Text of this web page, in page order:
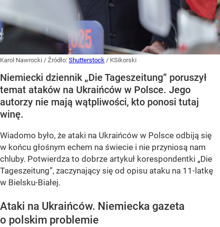
Karol Nawrocki / Źródło: Shutterstock / KSikorski
Niemiecki dziennik „Die Tageszeitung” poruszył
temat ataków na Ukraińców w Polsce. Jego
autorzy nie mają wątpliwości, kto ponosi tutaj
winę.
Wiadomo było, że ataki na Ukraińców w Polsce odbiją się
w końcu głośnym echem na świecie i nie przyniosą nam
chluby. Potwierdza to dobrze artykuł korespondentki „Die
Tageszeitung”, zaczynający się od opisu ataku na 11-latkę
w Bielsku-Białej.
Ataki na Ukraińców. Niemiecka gazeta
o polskim problemie